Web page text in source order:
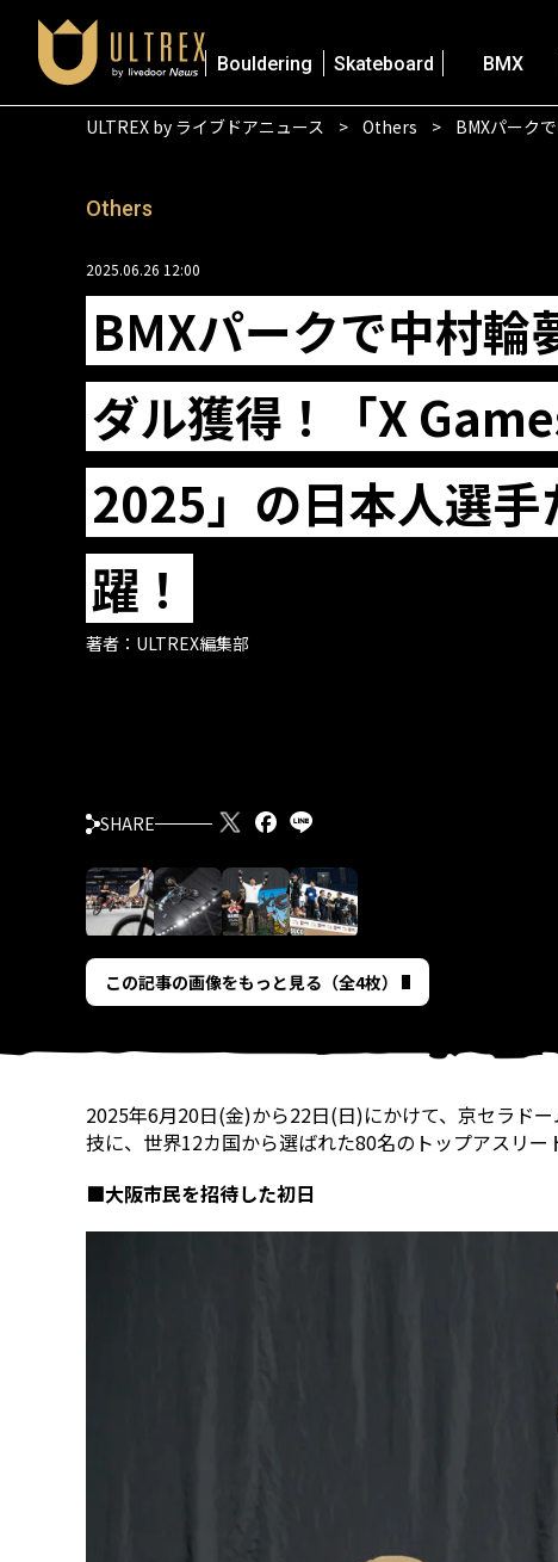
Bouldering Skateboard BMX
ULTREX by ライブドアニュース Others BMXパーク
Others
2025.06.26 12:00
BMXパークで中村輪
ダル獲得！「X
2025」の日本人選手
躍！
著者： ULTREX編集部
SHARE
この記事の画像をもっと見る（全4枚）
2025年6月20日(金)から22日(日)にかけて、京セラド
技に、世界12カ国から選ばれた80名のトップアスリ
■大阪市民を招待した初日